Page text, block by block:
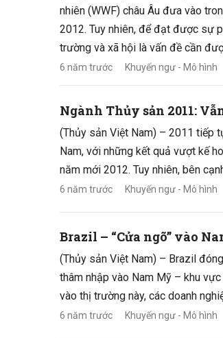
nhiên (WWF) châu Âu đưa vào
2012. Tuy nhiên, để đạt được sự
trường và xã hội là vấn đề cần
6 năm trước Khuyến ngư - Mô hình
Ngành Thủy sản 2011:
(Thủy sản Việt Nam) – 2011 tiếp
Nam, với những kết quả vượt kế
năm mới 2012. Tuy nhiên, bên
6 năm trước Khuyến ngư - Mô hình
Brazil – “Cửa ngõ” vào
(Thủy sản Việt Nam) – Brazil
thâm nhập vào Nam Mỹ – khu
vào thị trường này, các doanh
6 năm trước Khuyến ngư - Mô hình